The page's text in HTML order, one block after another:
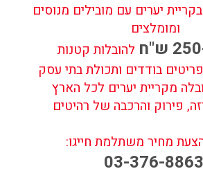
יערים עם מובילים מנוסים
ומומלצים
להובלות קטנות
בודדים ותכולת בתי עסק
מקריית יערים לכל הארץ
פירוק והרכבה של רהיטים
מחיר משתלמת חייגו:
03-376-8863